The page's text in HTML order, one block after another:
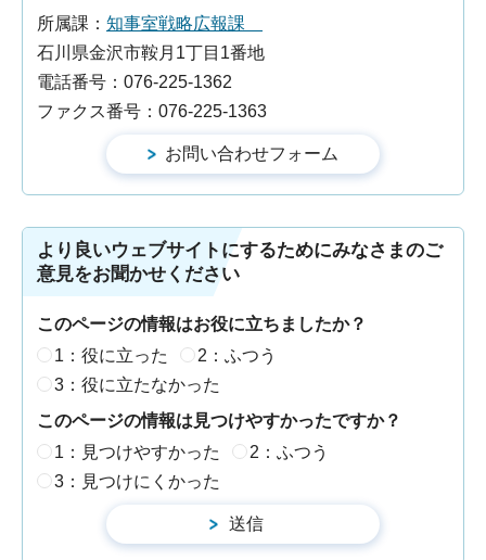
所属課： 知事室戦略広報課
石川県金沢市鞍月1丁目1番地
電話番号：076-225-1362
ファクス番号：076-225-1363
より良いウェブサイトにするためにみなさまのご
意見をお聞かせください
このページの情報はお役に立ちましたか？
1：役に立った
2：ふつう
3：役に立たなかった
このページの情報は見つけやすかったですか？
1：見つけやすかった
2：ふつう
3：見つけにくかった